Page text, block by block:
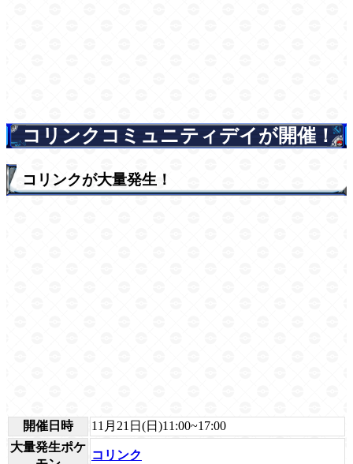
コリンクコミュニティデイが開催！
コリンクが大量発生！
開催日時
11月21日(日)11:00~17:00
大量発生ポケ
コリンク